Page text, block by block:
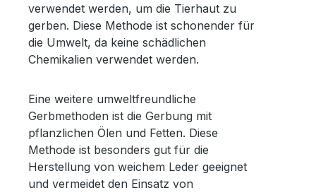
verwendet werden, um die Tierhaut zu
gerben. Diese Methode ist schonender für
die Umwelt, da keine schädlichen
Chemikalien verwendet werden.
Eine weitere umweltfreundliche
Gerbmethoden ist die Gerbung mit
pflanzlichen Ölen und Fetten. Diese
Methode ist besonders gut für die
Herstellung von weichem Leder geeignet
und vermeidet den Einsatz von